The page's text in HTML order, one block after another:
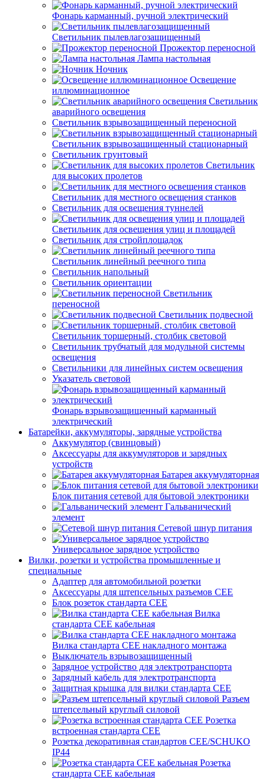
Фонарь карманный, ручной электрический
Светильник пылевлагозащищенный
Прожектор переносной
Лампа настольная
Ночник
Освещение
иллюминационное
Светильник
аварийного освещения
Светильник взрывозащищенный переносной
Светильник взрывозащищенный стационарный
Светильник грунтовый
Светильник
для высоких пролетов
Светильник для местного освещения станков
Светильник для освещения туннелей
Светильник для освещения улиц и площадей
Светильник для стройплощадок
Светильник линейный реечного типа
Светильник напольный
Светильник ориентации
Светильник
переносной
Светильник подвесной
Светильник торшерный, столбик световой
Светильник трубчатый для модульной системы
освещения
Светильники для линейных систем освещения
Указатель световой
Фонарь взрывозащищенный карманный
электрический
Батарейки, аккумуляторы, зарядные устройства
Аккумулятор (свинцовый)
Аксессуары для аккумуляторов и зарядных
устройств
Батарея аккумуляторная
Блок питания сетевой для бытовой электроники
Гальванический
элемент
Сетевой шнур питания
Универсальное зарядное устройство
Вилки, розетки и устройства промышленные и
специальные
Адаптер для автомобильной розетки
Аксессуары для штепсельных разъемов CEE
Блок розеток стандарта CEE
Вилка
стандарта CEE кабельная
Вилка стандарта CEE накладного монтажа
Выключатель взрывозащищенный
Зарядное устройство для электротранспорта
Зарядный кабель для электротранспорта
Защитная крышка для вилки стандарта CEE
Разъем
штепсельный круглый силовой
Розетка
встроенная стандарта CEE
Розетка декоративная стандартов CEE/SCHUKO
IP44
Розетка
стандарта СЕЕ кабельная